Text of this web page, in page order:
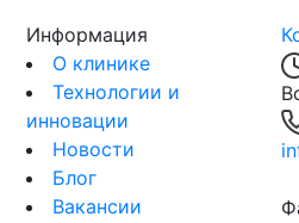
Информация
О клинике
Технологии и
инновации
Новости
Блог
Вакансии